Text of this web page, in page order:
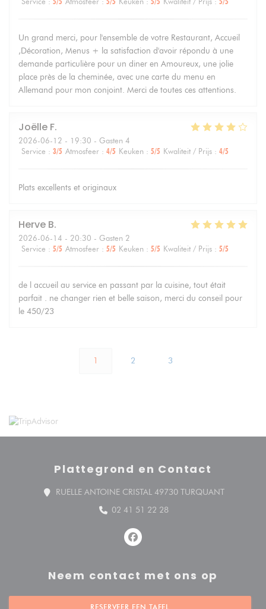
Un grand merci, pour l'ensemble de votre Restaurant, Accueil
,Décoration, Menus + la satisfaction d'avoir répondu à une
demande particulière pour un diner en Amoureux, une jolie
place près de la cheminée, avec une carte du menu en
Allemand pour mon conjoint. Merci de toutes ces attentions.
Joëlle F
2026-06-12 - 19:30 - Gasten 4
Service : 3/5 Atmosfeer : 4/5 Keuken : 5/5 Kwaliteit / Prijs : 4/5
Plats excellents et originaux
Herve B
2026-06-14 - 20:30 - Gasten 2
Service : 5/5 Atmosfeer : 5/5 Keuken : 5/5 Kwaliteit / Prijs : 5/5
de l accueil au service en passant par la cuisine, tout était
parfait . ne changer rien et belle saison, merci du conseil pour
le 450/23
1 2 3
Plattegrond en Contact
RUELLE ANTOINE CRISTAL 49730 TURQUANT((opent in
02 41 51 22 28
Facebook ((opent in een nieuw
Neem contact met ons op
RESERVEER EEN TAFEL